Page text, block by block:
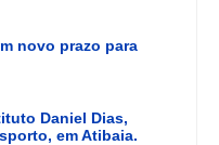
novo prazo para
Daniel Dias,
em Atibaia.